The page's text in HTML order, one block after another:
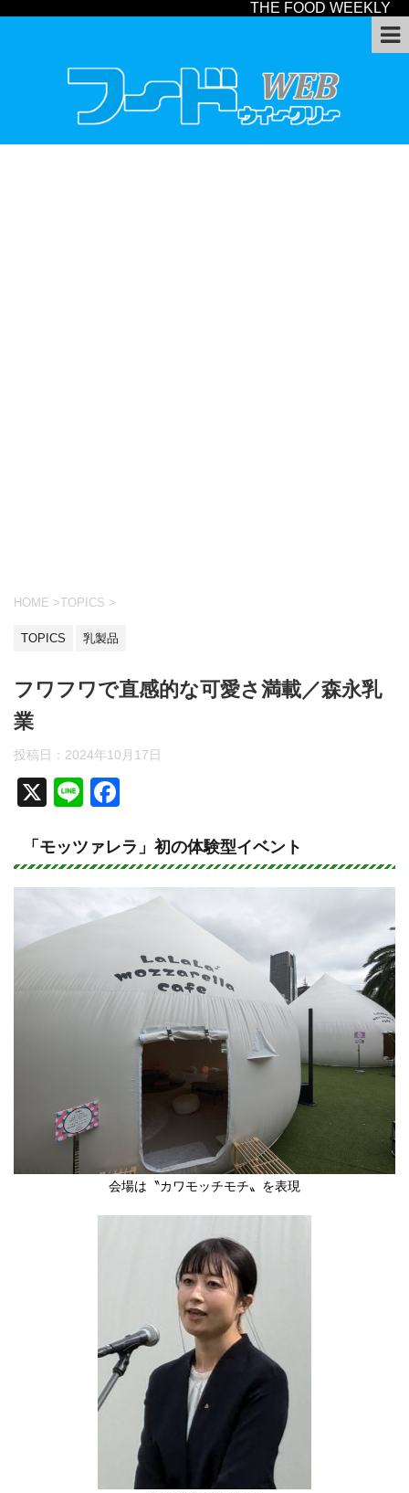
THE FOOD WEEKLY
HOME >TOPICS >
TOPICS 乳製品
フワフワで直感的な可愛さ満載／森永乳
業
投稿日： 2024年10月17日
X
Li
e
c
e
b
o
k
「モッツァレラ」初の体験型イベント
会場は〝カワモッチモチ〟を表現